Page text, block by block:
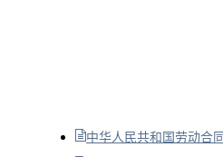
中华人民共和国劳动合